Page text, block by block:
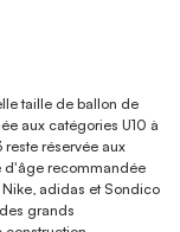
taille de ballon de
aux catégories U10 à
reste réservée aux
d'âge recommandée
adidas et Sondico
grands